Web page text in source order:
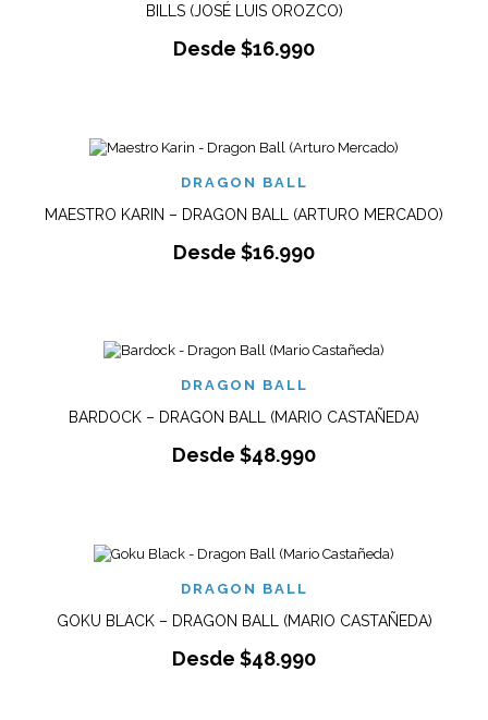
BILLS (JOSÉ LUIS OROZCO)
Desde $16.990
DRAGON BALL
MAESTRO KARIN – DRAGON BALL (ARTURO MERCADO)
Desde $16.990
DRAGON BALL
BARDOCK – DRAGON BALL (MARIO CASTAÑEDA)
Desde $48.990
DRAGON BALL
GOKU BLACK – DRAGON BALL (MARIO CASTAÑEDA)
Desde $48.990